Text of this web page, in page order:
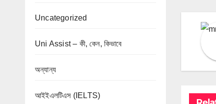
Uncategorized
Uni Assist – কী, কেন, কিভাবে
অন্যান্য
আইইএলটিএস (IELTS)